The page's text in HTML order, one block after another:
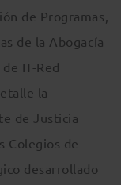
de Programas,
de la Abogacía
IT-Red
la
de Justicia
Colegios de
desarrollado